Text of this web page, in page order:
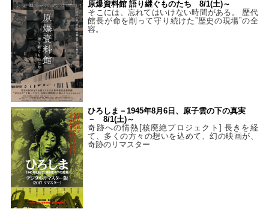
原爆資料館 語り継ぐものたち 8/1(土)～
そこには、忘れてはいけない時間がある。 歴代
館長が命を削って守り続けた”歴史の現場”の全
容。
ひろしま－1945年8月6日、原子雲の下の真実
－ 8/1(土)～
奇跡への情熱[核廃絶プロジェクト] 長きを経
て、多くの方々の想いを込めて、幻の映画が、
奇跡のリマスター